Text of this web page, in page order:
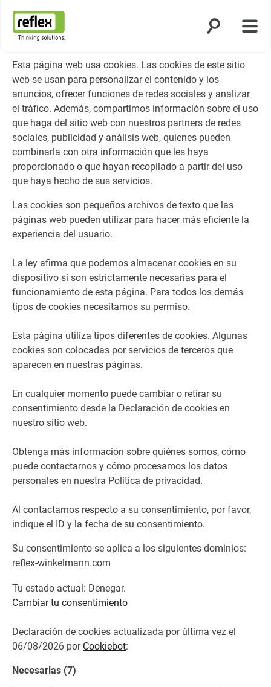
Esta página web usa cookies. Las cookies de este sitio
web se usan para personalizar el contenido y los
anuncios, ofrecer funciones de redes sociales y analizar
el tráfico. Además, compartimos información sobre el uso
que haga del sitio web con nuestros partners de redes
sociales, publicidad y análisis web, quienes pueden
combinarla con otra información que les haya
proporcionado o que hayan recopilado a partir del uso
que haya hecho de sus servicios.
Las cookies son pequeños archivos de texto que las
páginas web pueden utilizar para hacer más eficiente la
experiencia del usuario.
La ley afirma que podemos almacenar cookies en su
dispositivo si son estrictamente necesarias para el
funcionamiento de esta página. Para todos los demás
tipos de cookies necesitamos su permiso.
Esta página utiliza tipos diferentes de cookies. Algunas
cookies son colocadas por servicios de terceros que
aparecen en nuestras páginas.
En cualquier momento puede cambiar o retirar su
consentimiento desde la Declaración de cookies en
nuestro sitio web.
Obtenga más información sobre quiénes somos, cómo
puede contactarnos y cómo procesamos los datos
personales en nuestra Política de privacidad.
Al contactarnos respecto a su consentimiento, por favor,
indique el ID y la fecha de su consentimiento.
Su consentimiento se aplica a los siguientes dominios:
reflex-winkelmann.com
Tu estado actual: Denegar.
Cambiar tu consentimiento
Declaración de cookies actualizada por última vez el
06/08/2026 por Cookiebot:
Necesarias (7)